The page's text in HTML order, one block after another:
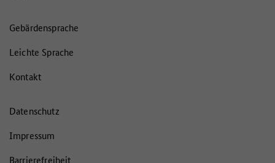
Gebärdensprache
Leichte Sprache
Kontakt
Datenschutz
Impressum
Barrierefreiheit